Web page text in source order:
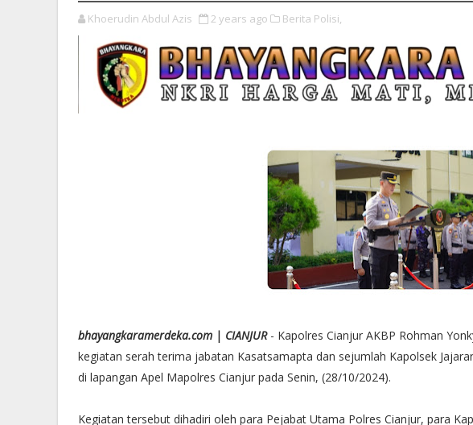
Khoerudin Abdul Azis 2 years ago Berita Polisi,
bhayangkaramerdeka.com | CIANJUR- Kapolres Cianjur AKBP Rohman
kegiatan serah terima jabatan Kasatsamapta dan sejumlah Kapolsek
di lapangan Apel Mapolres Cianjur pada Senin, (28/10/2024).
Kegiatan tersebut dihadiri oleh para Pejabat Utama Polres Cianjur, para